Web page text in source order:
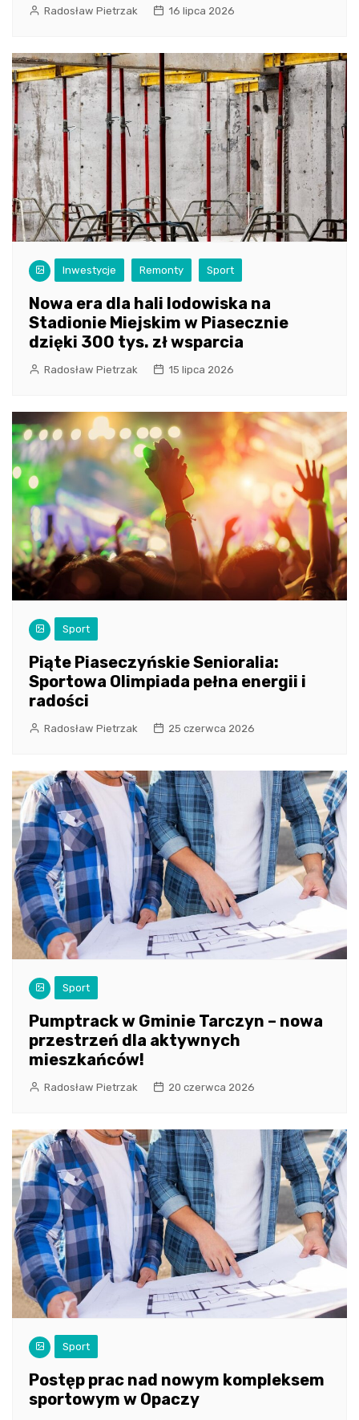
Radosław Pietrzak 16 lipca 2026
Inwestycje Remonty Sport
Nowa era dla hali lodowiska na
Stadionie Miejskim w Piasecznie
dzięki 300 tys. zł wsparcia
Radosław Pietrzak 15 lipca 2026
Sport
Piąte Piaseczyńskie Senioralia:
Sportowa Olimpiada pełna energii i
radości
Radosław Pietrzak 25 czerwca 2026
Sport
Pumptrack w Gminie Tarczyn – nowa
przestrzeń dla aktywnych
mieszkańców!
Radosław Pietrzak 20 czerwca 2026
Sport
Postęp prac nad nowym kompleksem
sportowym w Opaczy